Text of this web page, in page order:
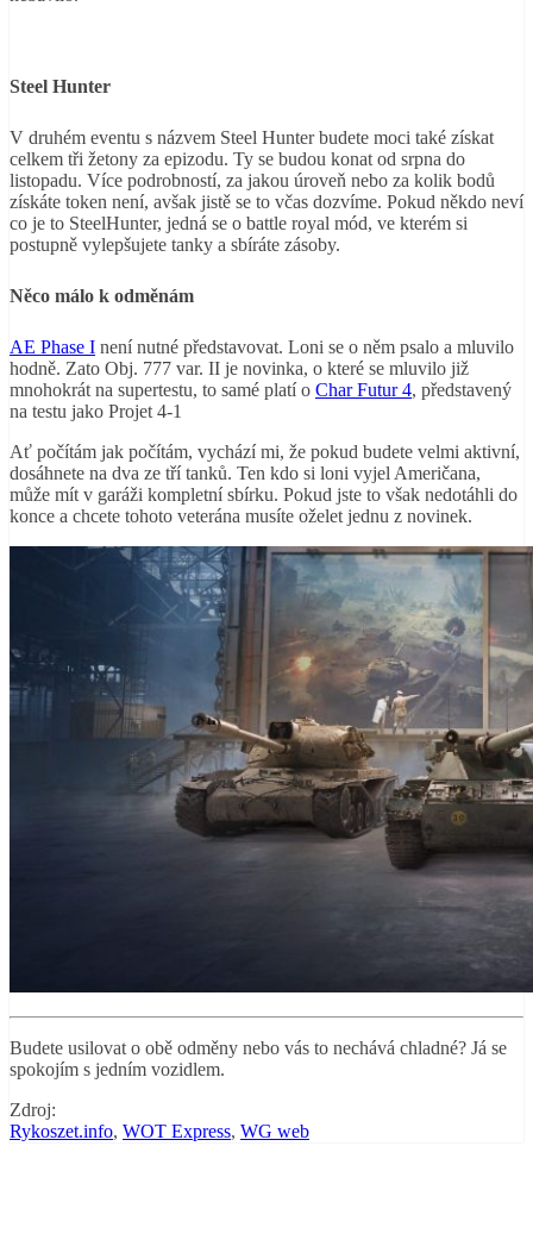
Steel Hunter
V druhém eventu s názvem Steel Hunter budete moci také získat
celkem tři žetony za epizodu. Ty se budou konat od srpna do
listopadu. Více podrobností, za jakou úroveň nebo za kolik bodů
získáte token není, avšak jistě se to včas dozvíme. Pokud někdo neví
co je to SteelHunter, jedná se o battle royal mód, ve kterém si
postupně vylepšujete tanky a sbíráte zásoby.
Něco málo k odměnám
AE Phase I není nutné představovat. Loni se o něm psalo a mluvilo
hodně. Zato Obj. 777 var. II je novinka, o které se mluvilo již
mnohokrát na supertestu, to samé platí o Char Futur 4, představený
na testu jako Projet 4-1
Ať počítám jak počítám, vychází mi, že pokud budete velmi aktivní,
dosáhnete na dva ze tří tanků. Ten kdo si loni vyjel Američana,
může mít v garáži kompletní sbírku. Pokud jste to však nedotáhli do
konce a chcete tohoto veterána musíte oželet jednu z novinek.
Budete usilovat o obě odměny nebo vás to nechává chladné? Já se
spokojím s jedním vozidlem.
Zdroj:
Rykoszet.info, WOT Express, WG web